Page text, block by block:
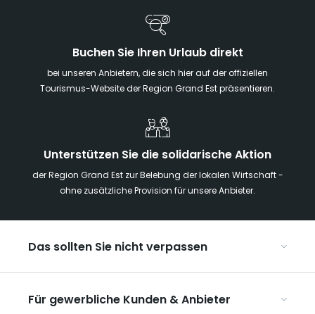
Buchen Sie Ihren Urlaub direkt
bei unseren Anbietern, die sich hier auf der offiziellen
Tourismus-Website der Region Grand Est präsentieren.
Unterstützen Sie die solidarische Aktion
der Region Grand Est zur Belebung der lokalen Wirtschaft -
ohne zusätzliche Provision für unsere Anbieter.
Das sollten Sie nicht verpassen
Die Weihnachtsmärkte im Grand Est
Für gewerbliche Kunden & Anbieter